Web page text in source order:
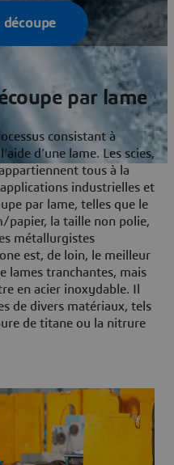
par lame
consistant à
d’une lame. Les scies,
tous à la
industrielles et
par lame, telles que le
papier, la taille non polie,
métallurgistes
est, de loin, le meilleur
lames tranchantes, mais
en acier inoxydable. Il
de divers matériaux, tels
de titane ou la nitrure